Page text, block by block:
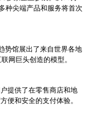
种尖端产品和服务将首次
势馆展出了来自世界各地
网巨头创造的模型。
提供了在零售商店和地
便和安全的支付体验。